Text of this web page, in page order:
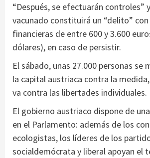
“Después, se efectuarán controles”
vacunado constituirá un “delito” con
financieras de entre 600 y 3.600
dólares), en caso de persistir.
El sábado, unas 27.000 personas se
la capital austriaca contra la
va contra las libertades individuales.
El gobierno austriaco dispone de
en el Parlamento: además de los
ecologistas, los líderes de los
socialdemócrata y liberal apoyan el